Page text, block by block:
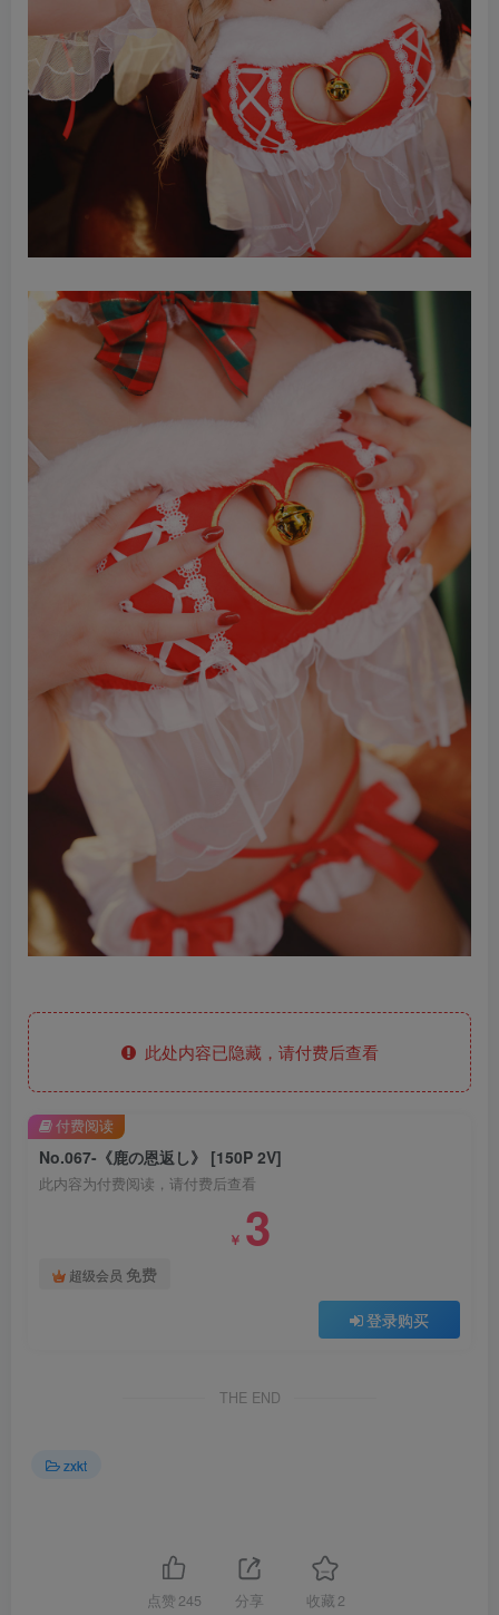
此处内容已隐藏，请付费后查看
No.067-《鹿の恩返し》 [150P 2V]
此内容为付费阅读，请付费后查看
￥ 3
超级会员 免费
登录购买
付费阅读
THE END
zxkt
点赞 245 分享 收藏 2